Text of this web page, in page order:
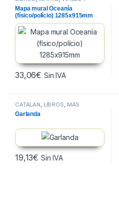
MAPAS
Mapa mural Oceanía
(físico/polício) 1285x915mm
33,06€ Sin IVA
CATALAN, LIBROS, MÁS
VENDIDOS
Garlanda
19,13€ Sin IVA